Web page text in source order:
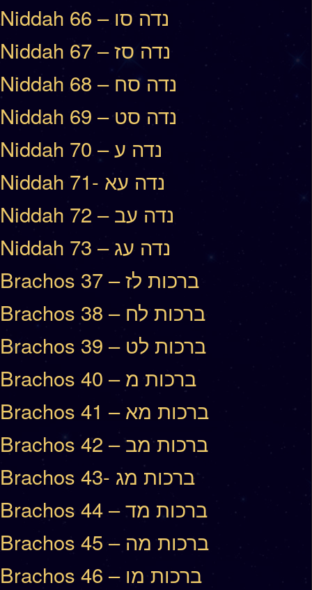
Niddah 66 – נדה סו
Niddah 67 – נדה סז
Niddah 68 – נדה סח
Niddah 69 – נדה סט
Niddah 70 – נדה ע
Niddah 71- נדה עא
Niddah 72 – נדה עב
Niddah 73 – נדה עג
Brachos 37 – ברכות לז
Brachos 38 – ברכות לח
Brachos 39 – ברכות לט
Brachos 40 – ברכות מ
Brachos 41 – ברכות מא
Brachos 42 – ברכות מב
Brachos 43- ברכות מג
Brachos 44 – ברכות מד
Brachos 45 – ברכות מה
Brachos 46 – ברכות מו